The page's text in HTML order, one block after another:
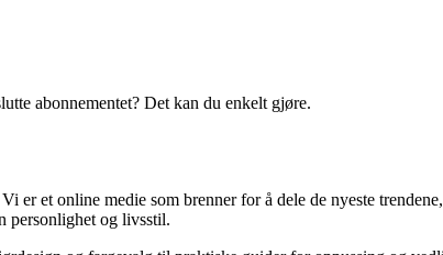
abonnementet? Det kan du enkelt gjøre.
et online medie som brenner for å dele de nyeste
personlighet og livsstil.